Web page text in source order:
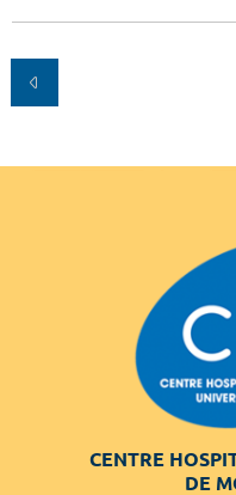
CENTRE
DE